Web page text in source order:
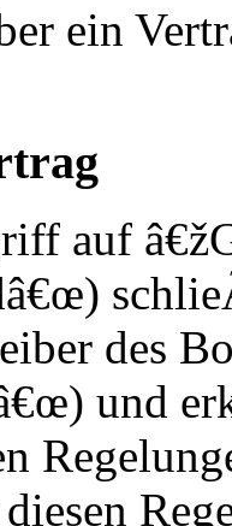
ein
auf
des
und